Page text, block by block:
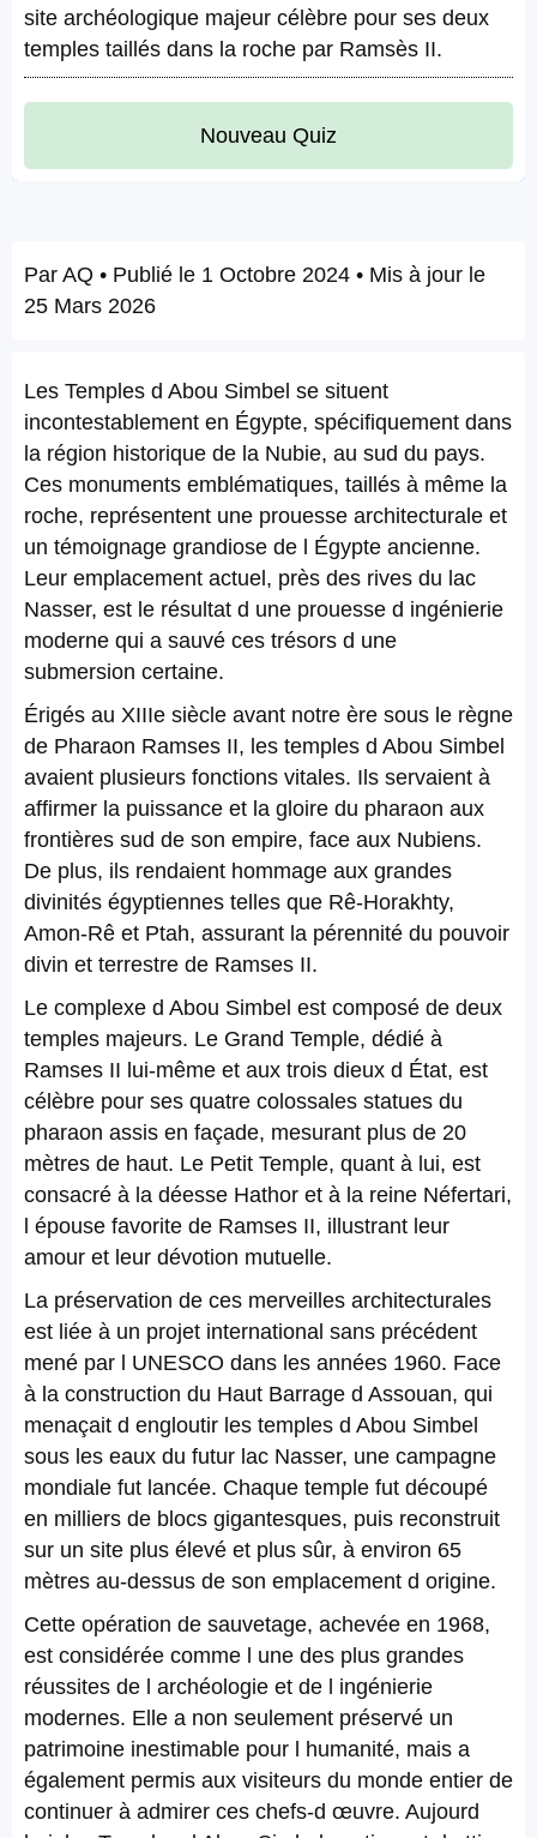
site archéologique majeur célèbre pour ses deux
temples taillés dans la roche par Ramsès II.
Nouveau Quiz
Par AQ • Publié le 1 Octobre 2024 • Mis à jour le
25 Mars 2026
Les Temples d Abou Simbel se situent
incontestablement en Égypte, spécifiquement dans
la région historique de la Nubie, au sud du pays.
Ces monuments emblématiques, taillés à même la
roche, représentent une prouesse architecturale et
un témoignage grandiose de l Égypte ancienne.
Leur emplacement actuel, près des rives du lac
Nasser, est le résultat d une prouesse d ingénierie
moderne qui a sauvé ces trésors d une
submersion certaine.
Érigés au XIIIe siècle avant notre ère sous le règne
de Pharaon Ramses II, les temples d Abou Simbel
avaient plusieurs fonctions vitales. Ils servaient à
affirmer la puissance et la gloire du pharaon aux
frontières sud de son empire, face aux Nubiens.
De plus, ils rendaient hommage aux grandes
divinités égyptiennes telles que Rê-Horakhty,
Amon-Rê et Ptah, assurant la pérennité du pouvoir
divin et terrestre de Ramses II.
Le complexe d Abou Simbel est composé de deux
temples majeurs. Le Grand Temple, dédié à
Ramses II lui-même et aux trois dieux d État, est
célèbre pour ses quatre colossales statues du
pharaon assis en façade, mesurant plus de 20
mètres de haut. Le Petit Temple, quant à lui, est
consacré à la déesse Hathor et à la reine Néfertari,
l épouse favorite de Ramses II, illustrant leur
amour et leur dévotion mutuelle.
La préservation de ces merveilles architecturales
est liée à un projet international sans précédent
mené par l UNESCO dans les années 1960. Face
à la construction du Haut Barrage d Assouan, qui
menaçait d engloutir les temples d Abou Simbel
sous les eaux du futur lac Nasser, une campagne
mondiale fut lancée. Chaque temple fut découpé
en milliers de blocs gigantesques, puis reconstruit
sur un site plus élevé et plus sûr, à environ 65
mètres au-dessus de son emplacement d origine.
Cette opération de sauvetage, achevée en 1968,
est considérée comme l une des plus grandes
réussites de l archéologie et de l ingénierie
modernes. Elle a non seulement préservé un
patrimoine inestimable pour l humanité, mais a
également permis aux visiteurs du monde entier de
continuer à admirer ces chefs-d œuvre. Aujourd